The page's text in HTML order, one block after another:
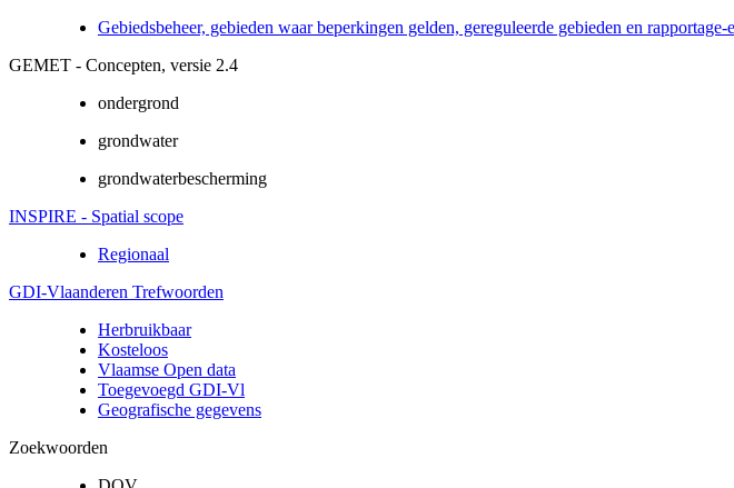
Gebiedsbeheer, gebieden waar beperkingen gelden, gereguleerde gebieden en rapportage-
GEMET - Concepten, versie 2.4
ondergrond
grondwater
grondwaterbescherming
INSPIRE - Spatial scope
Regionaal
GDI-Vlaanderen Trefwoorden
Herbruikbaar
Kosteloos
Vlaamse Open data
Toegevoegd GDI-Vl
Geografische gegevens
Zoekwoorden